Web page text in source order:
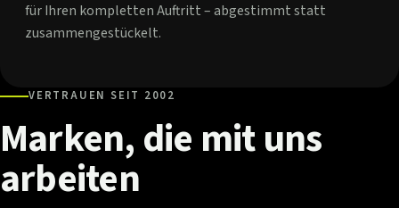
für Ihren kompletten Auftritt – abgestimmt statt
zusammengestückelt.
VERTRAUEN SEIT 2002
Marken,die mituns
arbeiten